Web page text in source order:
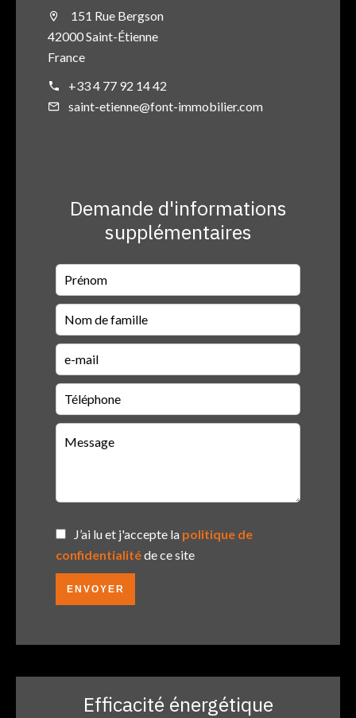
151 Rue Bergson
42000 Saint-Étienne
France
+33 4 77 92 14 42
saint-etienne@font-immobilier.com
Demande d'informations
supplémentaires
J’ai lu et j'accepte la politique de
confidentialitéde ce site
ENVOYER
Efficacité énergétique